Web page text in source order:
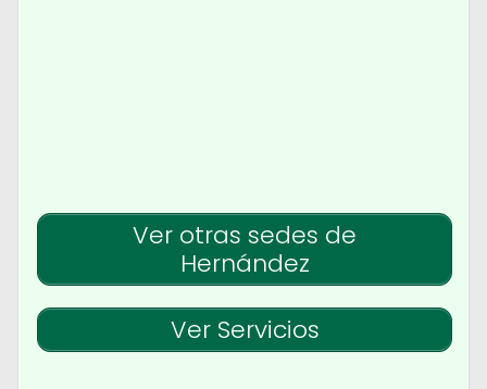
Ver otras sedes de
Hernández
Ver Servicios